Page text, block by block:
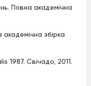
Повна академічна
збірка
Свічадо, 2011.